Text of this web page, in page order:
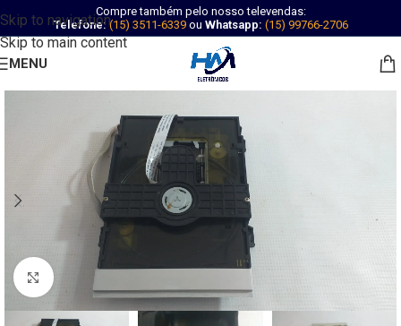
Skip to navigation
Skip to main content
Compre também pelo nosso televendas:
Telefone: (15) 3511-6339ou Whatsapp: (15) 99766-2706
MENU
Abrir imagem